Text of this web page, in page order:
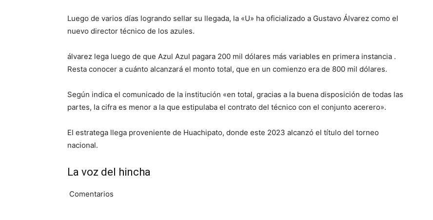
Luego de varios días logrando sellar su llegada, la «U» ha oficializado a Gustavo Álvarez como el
nuevo director técnico de los azules.
álvarez lega luego de que Azul Azul pagara 200 mil dólares más variables en primera instancia .
Resta conocer a cuánto alcanzará el monto total, que en un comienzo era de 800 mil dólares.
Según indica el comunicado de la institución «en total, gracias a la buena disposición de todas las
partes, la cifra es menor a la que estipulaba el contrato del técnico con el conjunto acerero».
El estratega llega proveniente de Huachipato, donde este 2023 alcanzó el título del torneo
nacional.
La voz del hincha
Comentarios